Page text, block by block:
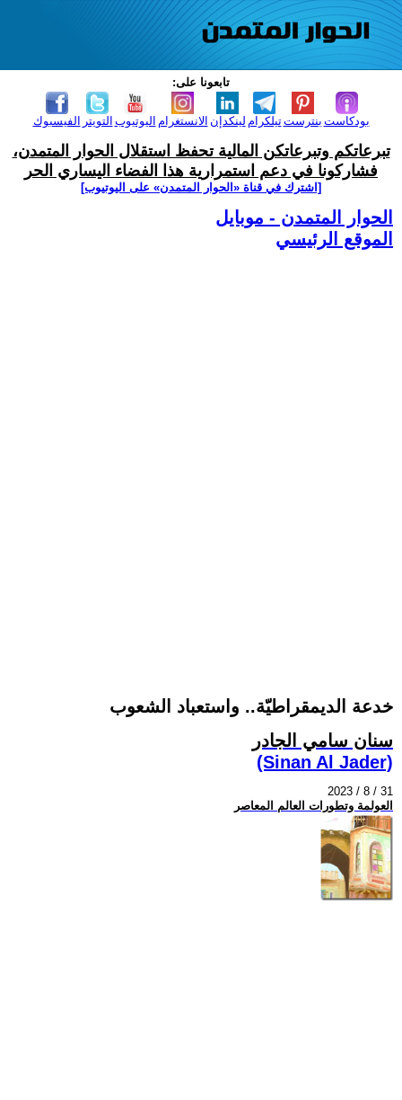
تابعونا على:
الفيسبوك التويتر اليوتيوب الانستغرام لينكدإن تيلكرامبنترست بودكاست
تبرعاتكم وتبرعاتكن المالية تحفظ استقلال الحوار المتمدن،
فشاركونا في دعم استمرارية هذا الفضاء اليساري الحر
[اشترك في قناة ‫«الحوار المتمدن» على اليوتيوب]
الحوار المتمدن - موبايل
الموقع الرئيسي
خدعة الديمقراطيّة.. واستعباد الشعوب
سنان سامي الجادر
(Sinan Al Jader)
2023 / 8 / 31
العولمة وتطورات العالم المعاصر